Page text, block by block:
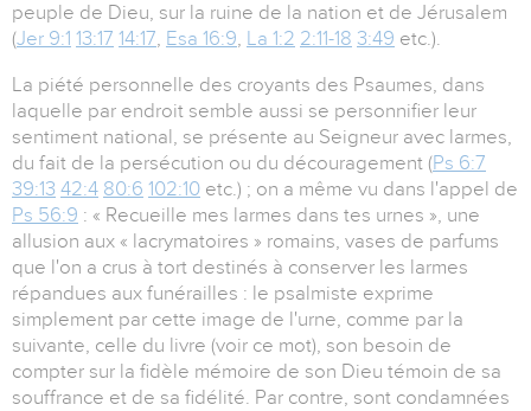
peuple de Dieu, sur la ruine de la nation et de Jérusalem
(Jer 9:1 13:17 14:17, Esa 16:9, La 1:2 2:11-18 3:49 etc.).
La piété personnelle des croyants des Psaumes, dans
laquelle par endroit semble aussi se personnifier leur
sentiment national, se présente au Seigneur avec larmes,
du fait de la persécution ou du découragement (Ps 6:7
39:13 42:4 80:6 102:10 etc.) ; on a même vu dans l'appel de
Ps 56:9 : « Recueille mes larmes dans tes urnes », une
allusion aux « lacrymatoires » romains, vases de parfums
que l'on a crus à tort destinés à conserver les larmes
répandues aux funérailles : le psalmiste exprime
simplement par cette image de l'urne, comme par la
suivante, celle du livre (voir ce mot), son besoin de
compter sur la fidèle mémoire de son Dieu témoin de sa
souffrance et de sa fidélité. Par contre, sont condamnées